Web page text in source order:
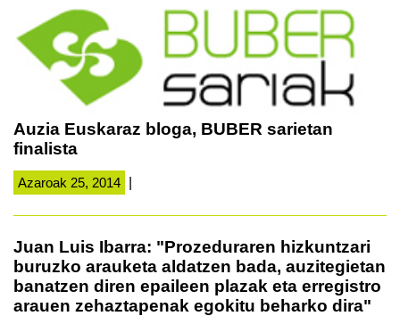
Auzia Euskaraz bloga, BUBER sarietan
finalista
Azaroak 25, 2014
Juan Luis Ibarra: "Prozeduraren hizkuntzari
buruzko arauketa aldatzen bada, auzitegietan
banatzen diren epaileen plazak eta erregistro
arauen zehaztapenak egokitu beharko dira"